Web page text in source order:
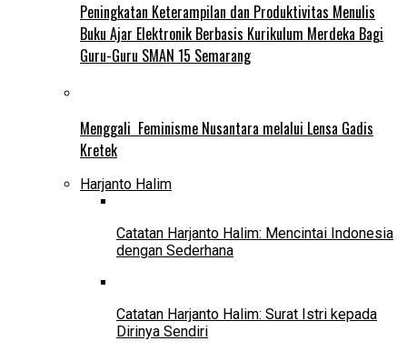
Peningkatan Keterampilan dan Produktivitas Menulis
Buku Ajar Elektronik Berbasis Kurikulum Merdeka Bagi
Guru-Guru SMAN 15 Semarang
Menggali Feminisme Nusantara melalui Lensa Gadis
Kretek
Harjanto Halim
Catatan Harjanto Halim: Mencintai Indonesia
dengan Sederhana
Catatan Harjanto Halim: Surat Istri kepada
Dirinya Sendiri